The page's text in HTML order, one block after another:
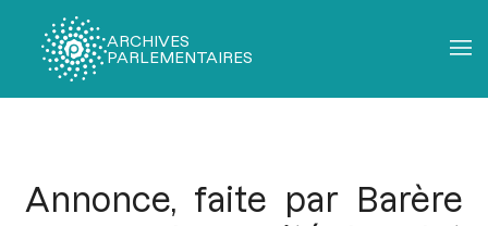
ARCHIVES
PARLEMENTAIRES
Annonce, faite par Barère